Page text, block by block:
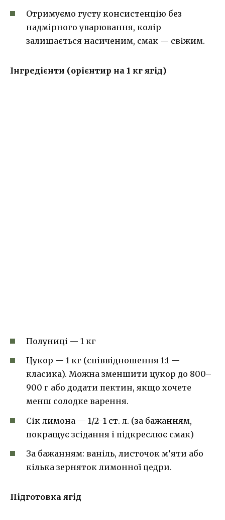
Отримуємо густу консистенцію без
надмірного уварювання, колір
залишається насиченим, смак — свіжим.
Інгредієнти (орієнтир на 1 кг ягід)
Полуниці — 1 кг
Цукор — 1 кг (співвідношення 1:1 —
класика). Можна зменшити цукор до 800–
900 г або додати пектин, якщо хочете
менш солодке варення.
Сік лимона — 1/2–1 ст. л. (за бажанням,
покращує зсідання і підкреслює смак)
За бажанням: ваніль, листочок м’яти або
кілька зерняток лимонної цедри.
Підготовка ягід